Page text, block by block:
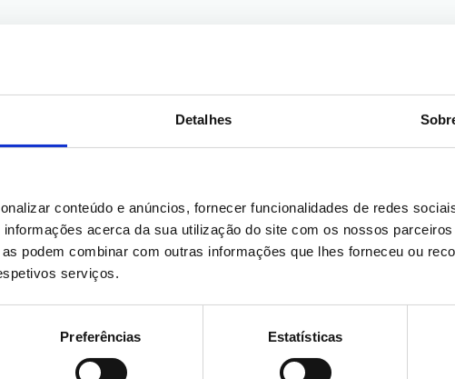
Detalhes
conteúdo e anúncios, fornecer funcionalidades de redes
informações acerca da sua utilização do site com os nossos
podem combinar com outras informações que lhes forneceu ou
serviços.
Preferências Estatísticas
técnicos do
soluções de